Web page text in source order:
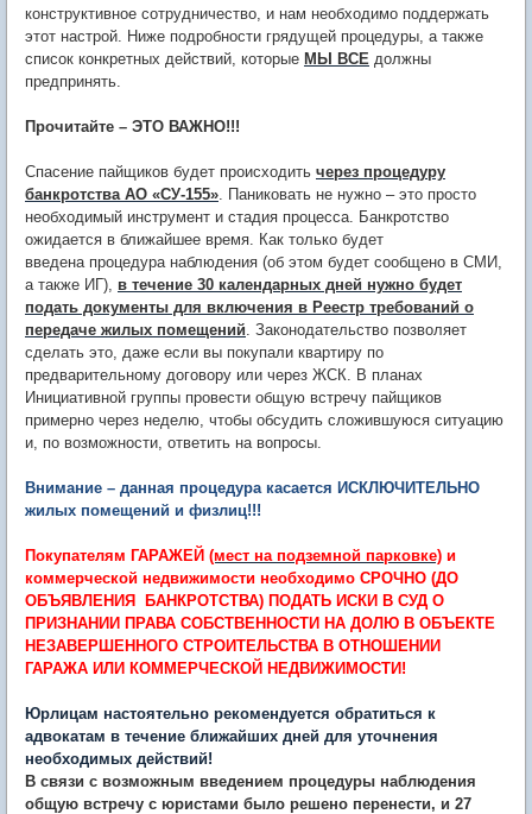
конструктивное сотрудничество, и нам необходимо поддержать
этот настрой. Ниже подробности грядущей процедуры, а также
список конкретных действий, которые МЫ ВСЕ должны
предпринять.
Прочитайте – ЭТО ВАЖНО!!!
Спасение пайщиков будет происходить через процедуру
банкротства АО «СУ-155». Паниковать не нужно – это просто
необходимый инструмент и стадия процесса. Банкротство
ожидается в ближайшее время. Как только будет
введена процедура наблюдения (об этом будет сообщено в СМИ,
а также ИГ), в течение 30 календарных дней нужно будет
подать документы для включения в Реестр требований о
передаче жилых помещений. Законодательство позволяет
сделать это, даже если вы покупали квартиру по
предварительному договору или через ЖСК. В планах
Инициативной группы провести общую встречу пайщиков
примерно через неделю, чтобы обсудить сложившуюся ситуацию
и, по возможности, ответить на вопросы.
Внимание – данная процедура касается ИСКЛЮЧИТЕЛЬНО
жилых помещений и физлиц!!!
Покупателям ГАРАЖЕЙ (мест на подземной парковке) и
коммерческой недвижимости необходимо СРОЧНО (ДО
ОБЪЯВЛЕНИЯ
БАНКРОТСТВА) ПОДАТЬ ИСКИ В СУД О
ПРИЗНАНИИ ПРАВА СОБСТВЕННОСТИ НА ДОЛЮ В ОБЪЕКТЕ
НЕЗАВЕРШЕННОГО СТРОИТЕЛЬСТВА В ОТНОШЕНИИ
ГАРАЖА ИЛИ КОММЕРЧЕСКОЙ НЕДВИЖИМОСТИ!
Юрлицам настоятельно рекомендуется обратиться к
адвокатам в течение ближайших дней для уточнения
необходимых действий!
В связи с возможным введением процедуры наблюдения
общую встречу с юристами было решено перенести, и 27